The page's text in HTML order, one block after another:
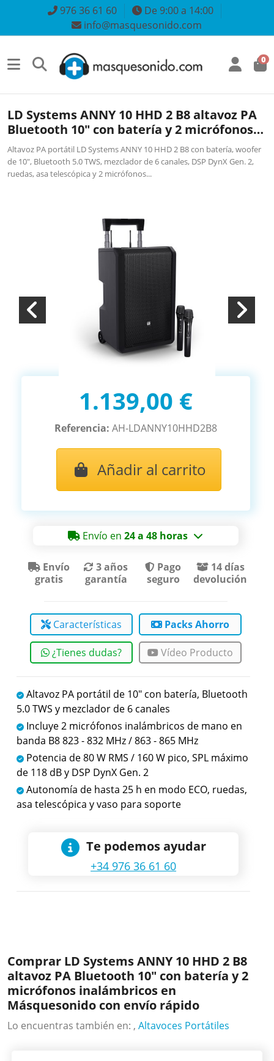
976 36 61 60
De 9:00 a 14:00
info@masquesonido.com
0
LD Systems ANNY 10 HHD 2 B8 altavoz PA
Bluetooth 10" con batería y 2 micrófonos
inalámbricos
Altavoz PA portátil LD Systems ANNY 10 HHD 2 B8 con batería, woofer
de 10", Bluetooth 5.0 TWS, mezclador de 6 canales, DSP DynX Gen. 2,
ruedas, asa telescópica y 2 micrófonos...
Altavoz PA portátil de 10" con batería, Bluetooth
5.0 TWS y mezclador de 6 canales
Incluye 2 micrófonos inalámbricos de mano en
banda B8 823 - 832 MHz / 863 - 865 MHz
Potencia de 80 W RMS / 160 W pico, SPL máximo
de 118 dB y DSP DynX Gen. 2
Autonomía de hasta 25 h en modo ECO, ruedas,
asa telescópica y vaso para soporte
Te podemos ayudar
+34 976 36 61 60
1.139,00 €
Referencia: AH-LDANNY10HHD2B8
Añadir al carrito
Envío en24 a 48 horas
Envío
gratis
3 años
garantía
Pago
seguro
14 días
devolución
Características Packs Ahorro
¿Tienes dudas? Vídeo Producto
Comprar LD Systems ANNY 10 HHD 2 B8
altavoz PA Bluetooth 10" con batería y 2
micrófonos inalámbricos en
Másquesonido con envío rápido
Lo encuentras también en: ,Altavoces Portátiles